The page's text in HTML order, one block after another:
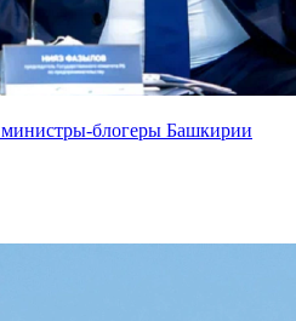
блогеры Башкирии